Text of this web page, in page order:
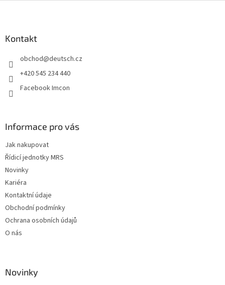
Kontakt
obchod@deutsch.cz
+420 545 234 440
Facebook Imcon
Informace pro vás
Jak nakupovat
Řídicí jednotky MRS
Novinky
Kariéra
Kontaktní údaje
Obchodní podmínky
Ochrana osobních údajů
O nás
Novinky